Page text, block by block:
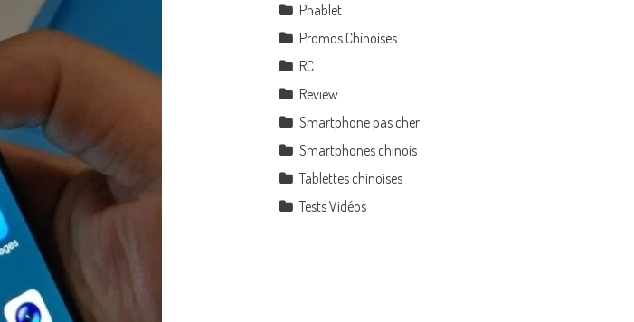
Phablet
Promos Chinoises
RC
Review
Smartphone pas cher
Smartphones chinois
Tablettes chinoises
Tests Vidéos